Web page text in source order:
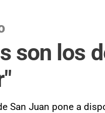
son los
San Juan pone a